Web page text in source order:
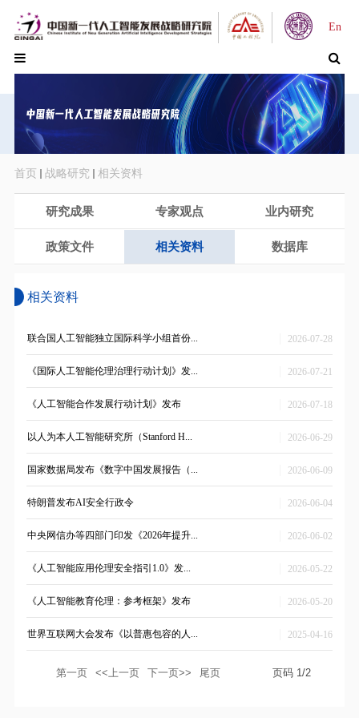
En
首页 战略研究 相关资料
研究成果 专家观点 业内研究
政策文件 相关资料 数据库
相关资料
联合国人工智能独立国际科学小组首份... 2026-07-28
《国际人工智能伦理治理行动计划》发... 2026-07-21
《人工智能合作发展行动计划》发布 2026-07-18
以人为本人工智能研究所（Stanford H... 2026-06-29
国家数据局发布《数字中国发展报告（... 2026-06-09
特朗普发布AI安全行政令 2026-06-04
中央网信办等四部门印发《2026年提升... 2026-06-02
《人工智能应用伦理安全指引1.0》发... 2026-05-22
《人工智能教育伦理：参考框架》发布 2026-05-20
世界互联网大会发布《以普惠包容的人... 2025-04-16
第一页 <<上一页 下一页>> 尾页 页码 1/2